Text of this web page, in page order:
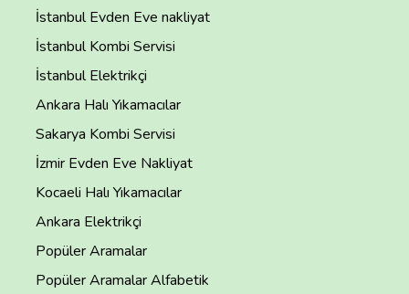
İstanbul Evden Eve nakliyat
İstanbul Kombi Servisi
İstanbul Elektrikçi
Ankara Halı Yıkamacılar
Sakarya Kombi Servisi
İzmir Evden Eve Nakliyat
Kocaeli Halı Yıkamacılar
Ankara Elektrikçi
Popüler Aramalar
Popüler Aramalar Alfabetik